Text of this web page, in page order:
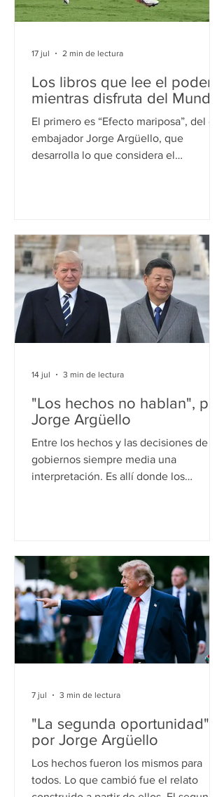
Los libros que lee el poder
mientras disfruta del Mundial
El primero es “Efecto mariposa”, del ex
embajador Jorge Argüello, que
desarrolla lo que considera el
ese trabajo, repleto de citas de
analistas de todo espectro, que algunos
de los lectores más conspicuos anotan
para luego citar en conferencias y
reuniones, tiene un especial desarrollo
la idea de “geoeconomia”, como una
nueva versión de la “g
17 jul 2 min de lectura
"Los hechos no hablan", por
Jorge Argüello
Entre los hechos y las decisiones de los
gobiernos siempre media una
interpretación. Es allí donde los
en efecto, pero se impuso a todos,
porque sustancialmente era cierta.
Verdadero era el tono de Emma Zunz,
verdadero el pudor, verdadero el odio.
Verdadero también era el ultraje que
había padecido; sólo eran falsas las
circunstancias, la hora
14 jul 3 min de lectura
"La segunda oportunidad",
por Jorge Argüello
Los hechos fueron los mismos para
todos. Lo que cambió fue el relato
7 jul 3 min de lectura